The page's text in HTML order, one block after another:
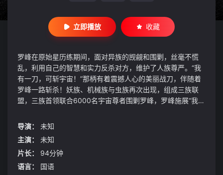
立即播放 收藏
罗峰在原始星历练期间，面对异族的觊觎和围剿，丝毫不慌
乱，利用自己的智慧和实力反杀对方，维护了人族尊严。“我
有一刀，可斩宇宙！”那柄有着震撼人心的美丽战刀，伴随着
罗峰一路斩杀！妖族、机械族与虫族再次出现，组成三族联
盟，三族首领联合6000名宇宙尊者围剿罗峰，罗峰施展“我为
导演：
未知
主演：
未知
片长：
94分钟
语言：
国语